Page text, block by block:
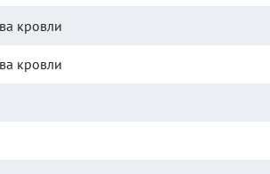
кровли
кровли